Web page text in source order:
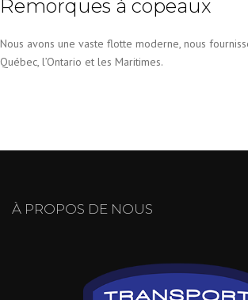
Remorques à copeaux
Nous avons une vaste flotte moderne, nous
Québec, l’Ontario et les Maritimes.
À PROPOS DE NOUS